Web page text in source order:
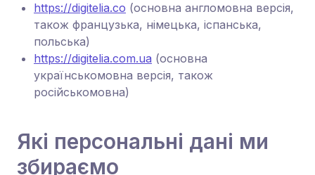
https://digitelia.co (основна англомовна версія,
також французька, німецька, іспанська,
польська)
https://digitelia.com.ua (основна
українськомовна версія, також
російськомовна)
Які персональні дані ми
збираємо